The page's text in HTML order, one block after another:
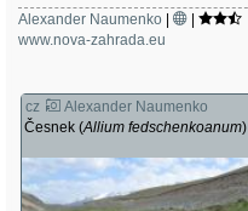
Alexander Naumenko
www.nova-zahrada.eu
cz
Alexander Naumenko
Česnek (Allium fedschenkoanum)